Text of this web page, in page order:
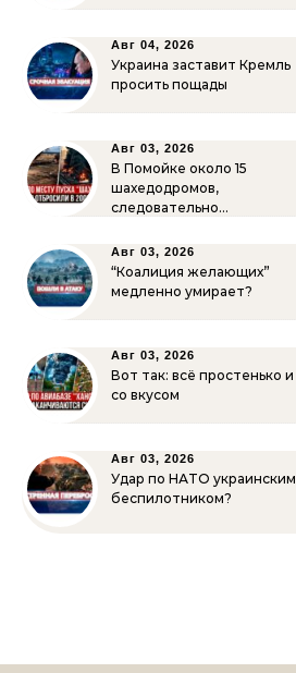
Авг 04, 2026
Украина заставит Кремль
просить пощады
Авг 03, 2026
В Помойке около 15
шахедодромов,
следовательно…
Авг 03, 2026
“Коалиция желающих”
медленно умирает?
Авг 03, 2026
Вот так: всё простенько и
со вкусом
Авг 03, 2026
Удар по НАТО украинским
беспилотником?